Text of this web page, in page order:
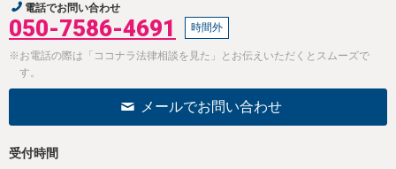
電話でお問い合わせ
050-7586-4691 時間外
※お電話の際は「ココナラ法律相談を見た」とお伝えいただくとスムーズで
す。
メールでお問い合わせ
受付時間